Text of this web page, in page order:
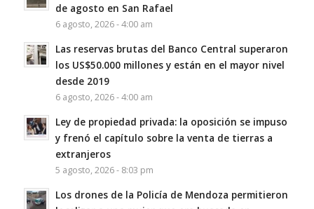
de agosto en San Rafael
6 agosto, 2026 - 4:00 am
Las reservas brutas del Banco Central superaron
los US$50.000 millones y están en el mayor nivel
desde 2019
6 agosto, 2026 - 4:00 am
Ley de propiedad privada: la oposición se impuso
y frenó el capítulo sobre la venta de tierras a
extranjeros
5 agosto, 2026 - 8:03 pm
Los drones de la Policía de Mendoza permitieron